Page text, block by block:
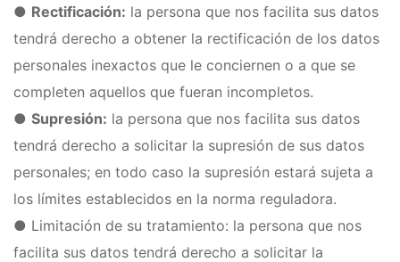
● Rectificación: la persona que nos facilita sus datos
tendrá derecho a obtener la rectificación de los datos
personales inexactos que le conciernen o a que se
completen aquellos que fueran incompletos.
● Supresión: la persona que nos facilita sus datos
tendrá derecho a solicitar la supresión de sus datos
personales; en todo caso la supresión estará sujeta a
los límites establecidos en la norma reguladora.
● Limitación de su tratamiento: la persona que nos
facilita sus datos tendrá derecho a solicitar la